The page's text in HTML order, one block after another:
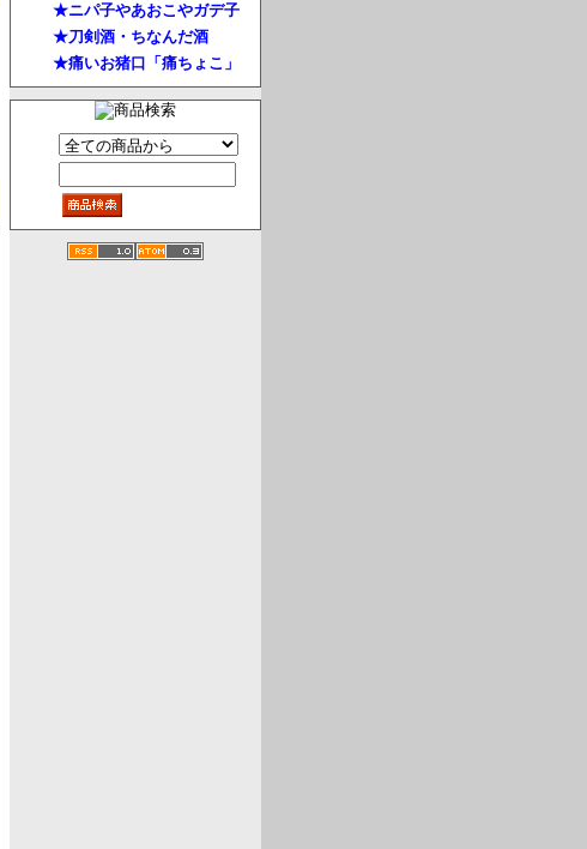
★ニパ子やあおこやガデ子
★刀剣酒・ちなんだ酒
★痛いお猪口「痛ちょこ」